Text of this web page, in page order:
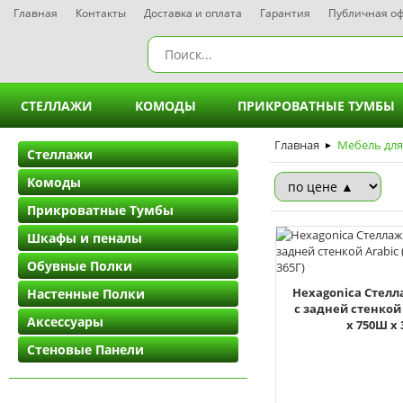
Главная Контакты Доставка и оплата Гарантия Публичная
СТЕЛЛАЖИ
Стеллажи - 3 полки
Стеллажи - 4 полки
Стеллажи - 5 полок
Стеллажи - 6 полок
КОМОДЫ
Комоды - 2 ящика
Комоды - 3 ящика
Комоды - 4 ящика
Комоды - 5 ящиков
Комоды - 6 ящиков
Комоды - 7 ящиков
Комоди на 8 шухляд
ПРИКРОВАТНЫЕ ТУМБЫ
Стеллажи
Комоды
Прикроватные Тумбы
Шкафы и пеналы
Обувные Полки
Настенные Полки
Аксессуары
Стеновые Панели
Главная ► Мебель
Hexagonica
с задней
х 750Ш х